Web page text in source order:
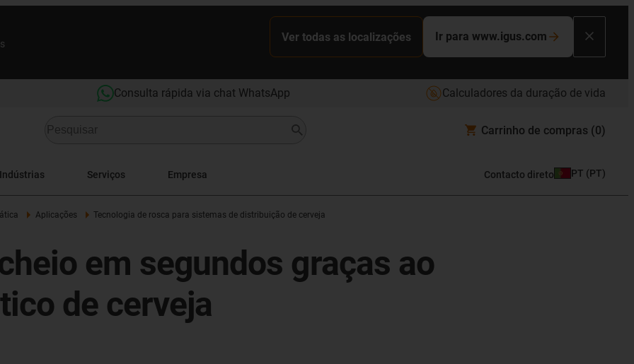
Ver todas as localizações Ir para www.igus.com
Consulta rápida via chat WhatsApp Calculadores da duração de vida
Carrinho de compras (0)
Indústrias Serviços Empresa Contacto direto PT (PT)
Aplicações Tecnologia de rosca para sistemas de distribuição de cerveja
em segundos graças ao
de cerveja